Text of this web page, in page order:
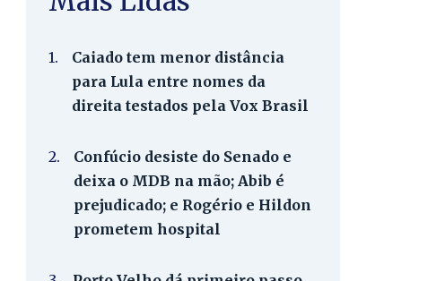
1.
Caiado tem menor distância
para Lula entre nomes da
direita testados pela Vox Brasil
2.
Confúcio desiste do Senado e
deixa o MDB na mão; Abib é
prejudicado; e Rogério e Hildon
prometem hospital